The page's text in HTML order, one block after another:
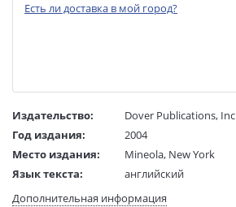
Есть ли доставка в мой город?
Издательство:
Dover Publications, Inc
Год издания:
2004
Место издания:
Mineola, New York
Язык текста:
английский
Тип обложки:
Мягкая обложка
Дополнительная информация